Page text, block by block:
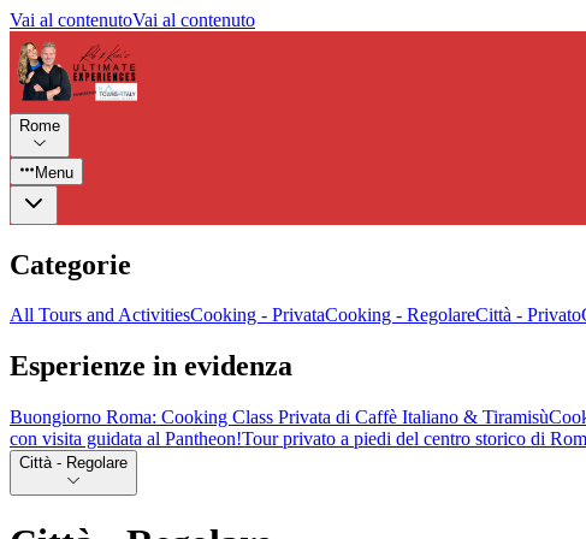
Vai al contenutoVai al contenuto
Rome
Menu
Categorie
All Tours and ActivitiesCooking - PrivataCooking - RegolareCittà - Privato
Esperienze in evidenza
Buongiorno Roma: Cooking Class Privata di Caffè Italiano & Tiramisù
con visita guidata al Pantheon!Tour privato a piedi del centro storico di
Città - Regolare